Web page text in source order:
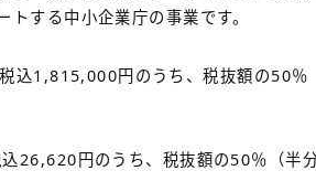
する中小企業庁の事業です。
1,815,000円のうち、税抜額の50％
円のうち、税抜額の50％（半分